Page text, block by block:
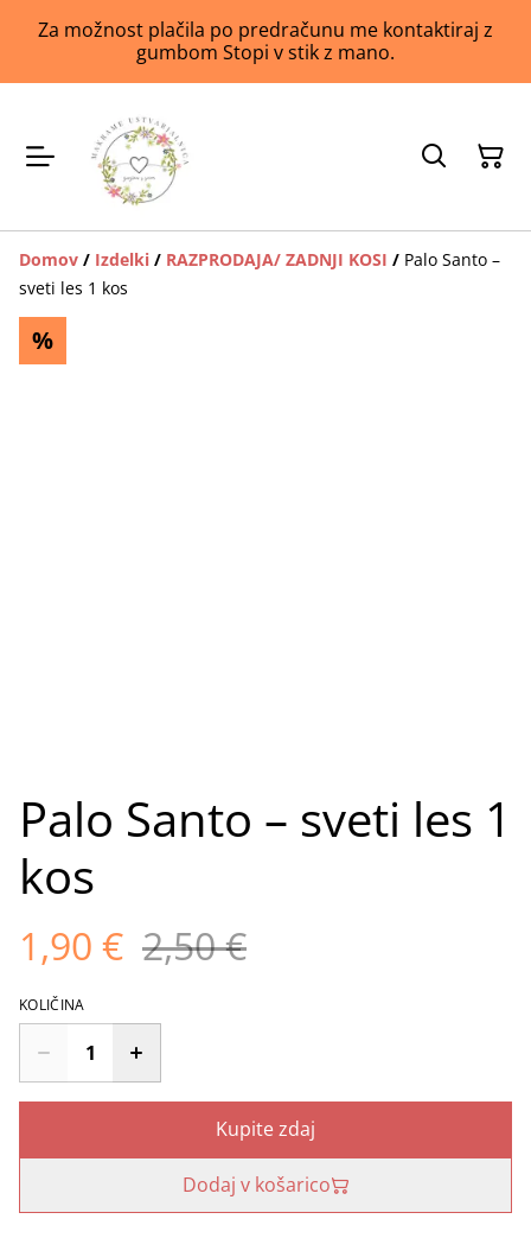
Za možnost plačila po predračunu me kontaktiraj z
gumbom Stopi v stik z mano.
Domov / Izdelki / RAZPRODAJA/ ZADNJI KOSI / Palo Santo –
sveti les 1 kos
%
Palo Santo – sveti les 1
kos
1,90 € 2,50 €
KOLIČINA
Kupite zdaj
Dodaj v košarico